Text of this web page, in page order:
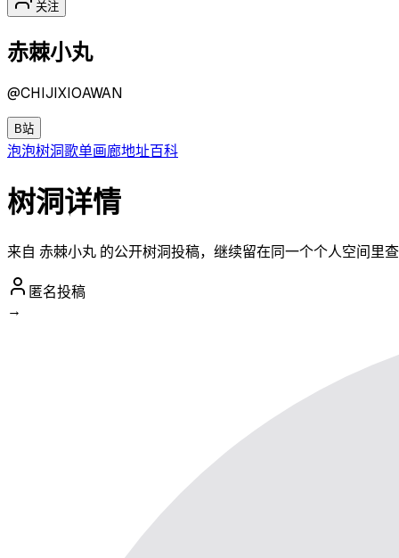
关注
赤棘小丸
@CHIJIXIOAWAN
B站
泡泡树洞歌单画廊地址百科
树洞详情
来自 赤棘小丸 的公开树洞投稿，继续留在同一个个人空间里
匿名投稿
→